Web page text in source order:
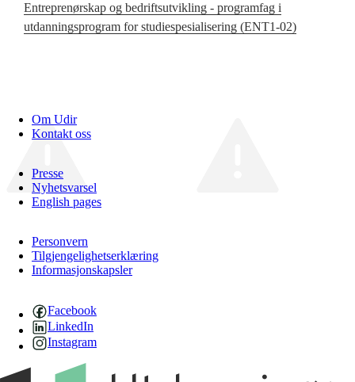
Entreprenørskap og bedriftsutvikling - programfag i
utdanningsprogram for studiespesialisering (ENT1‑02)
Om Udir
Kontakt oss
Presse
Nyhetsvarsel
English pages
Personvern
Tilgjengelighetserklæring
Informasjonskapsler
Facebook
LinkedIn
Instagram